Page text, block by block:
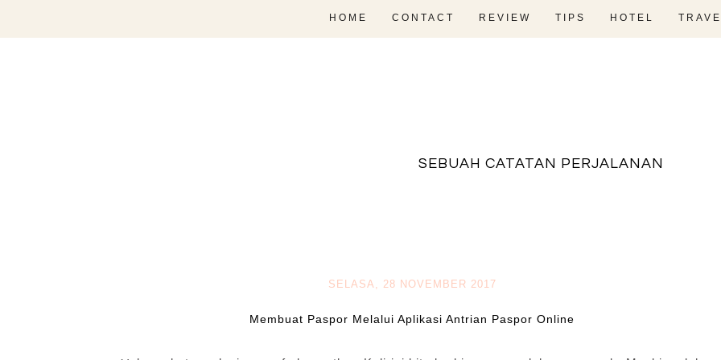
SEBUAH CATATAN PERJALANAN
HOME CONTACT REVIEW TIPS HOTEL
SELASA, 28 NOVEMBER 2017
Membuat Paspor Melalui Aplikasi Antrian Paspor Online